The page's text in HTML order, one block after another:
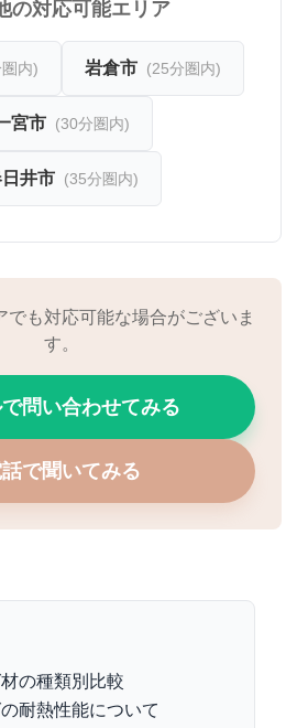
の対応可能エリア
内) 岩倉市 (25分圏内)
宮市 (30分圏内)
井市 (35分圏内)
でも対応可能な場合がございま
す。
問い合わせてみる
話で聞いてみる
の種類別比較
耐熱性能について